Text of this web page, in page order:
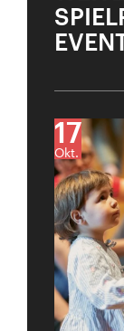
17
Okt.